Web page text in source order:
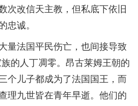
次改信天主教，但私底下依旧
忠诚。
法国平民伤亡，也间接导致
的人丁凋零。昂古莱姆王朝的
个儿子都成为了法国国王，而
理九世皆在青年早逝。他们的